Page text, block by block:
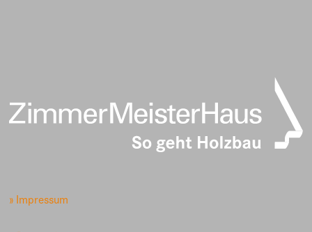
» Impressum